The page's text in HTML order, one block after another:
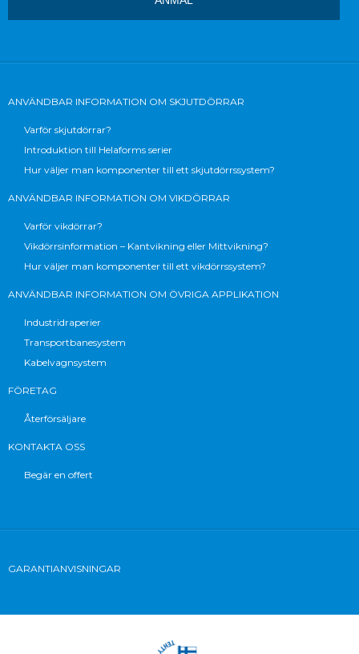
ANVÄNDBAR INFORMATION OM SKJUTDÖRRAR
Varför skjutdörrar?
Introduktion till Helaforms serier
Hur väljer man komponenter till ett skjutdörrssystem?
ANVÄNDBAR INFORMATION OM VIKDÖRRAR
Varför vikdörrar?
Vikdörrsinformation – Kantvikning eller Mittvikning?
Hur väljer man komponenter till ett vikdörrssystem?
ANVÄNDBAR INFORMATION OM ÖVRIGA APPLIKATION
Industridraperier
Transportbanesystem
Kabelvagnsystem
FÖRETAG
Återförsäljare
KONTAKTA OSS
Begär en offert
GARANTIANVISNINGAR